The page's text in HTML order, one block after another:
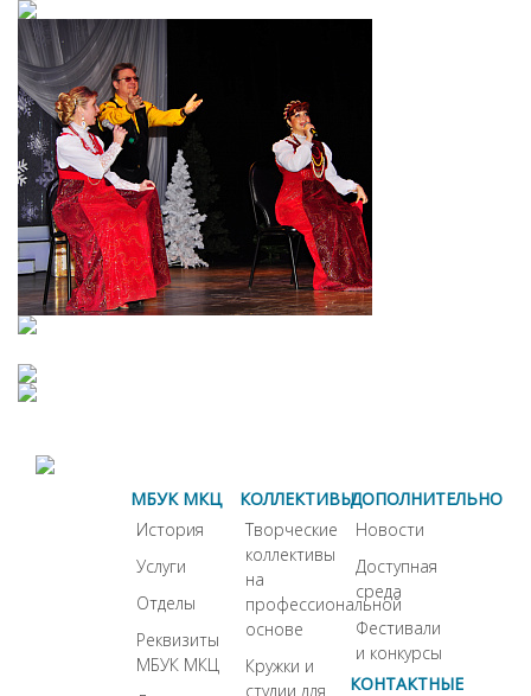
МБУК МКЦ
История
Услуги
Отделы
Реквизиты
МБУК МКЦ
КОЛЛЕКТИВЫ
Творческие
коллективы
на
профессиональной
основе
Кружки и
студии для
ДОПОЛНИТЕЛЬНО
Новости
Доступная
среда
Фестивали
и конкурсы
КОНТАКТНЫЕ